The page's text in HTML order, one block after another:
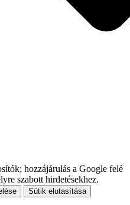
hozzájárulás a Google felé
szabott hirdetésekhez.
Sütik elutasítása